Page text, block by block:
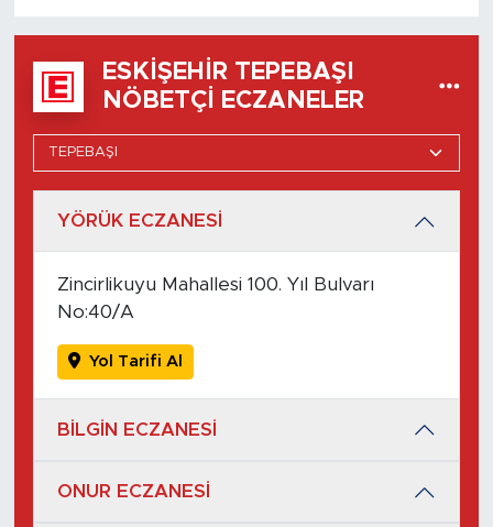
ESKIŞEHIR TEPEBAŞI
NÖBETÇI ECZANELER
YÖRÜK ECZANESİ
Zincirlikuyu Mahallesi 100. Yıl Bulvarı
No:40/A
Yol Tarifi Al
BİLGİN ECZANESİ
ONUR ECZANESİ